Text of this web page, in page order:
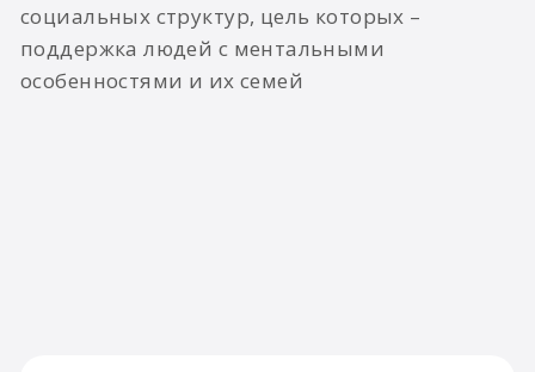
социальных структур, цель которых –
поддержка людей с ментальными
особенностями и их семей​